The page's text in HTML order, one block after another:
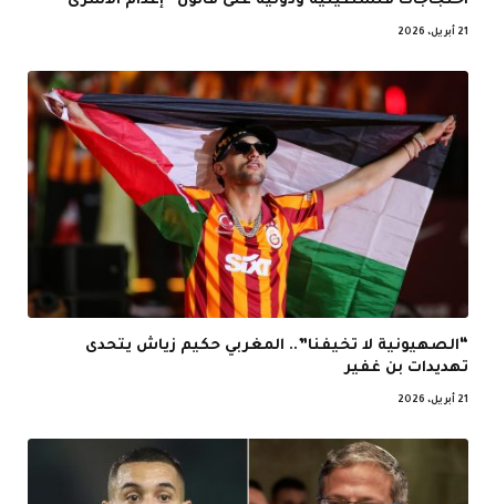
21 أبريل، 2026
“الصهيونية لا تخيفنا”.. المغربي حكيم زياش يتحدى
تهديدات بن غفير
21 أبريل، 2026